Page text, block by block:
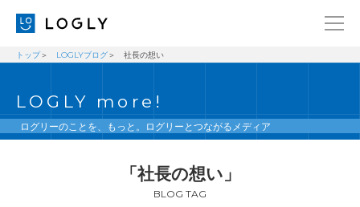
日本語
経営理念
メッセージ
トップ LOGLYブログ 社長の想い
LOGLY more!
ログリーのことを、もっと。ログリーとつながるメディア
「社長の想い」
BLOG TAG